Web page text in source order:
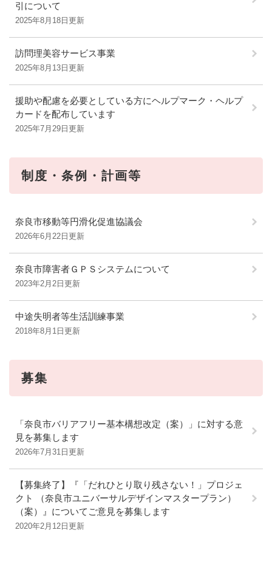
引について
2025年8月18日更新
訪問理美容サービス事業
2025年8月13日更新
援助や配慮を必要としている方にヘルプマーク・ヘルプ
カードを配布しています
2025年7月29日更新
制度・条例・計画等
奈良市移動等円滑化促進協議会
2026年6月22日更新
奈良市障害者ＧＰＳシステムについて
2023年2月2日更新
中途失明者等生活訓練事業
2018年8月1日更新
募集
「奈良市バリアフリー基本構想改定（案）」に対する意
見を募集します
2026年7月31日更新
【募集終了】『「だれひとり取り残さない！」プロジェ
クト （奈良市ユニバーサルデザインマスタープラン）
（案）』についてご意見を募集します
2020年2月12日更新